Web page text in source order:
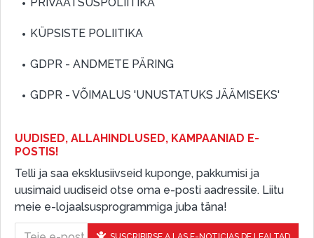
KÜPSISTE POLIITIKA
GDPR - ANDMETE PÄRING
GDPR - VÕIMALUS 'UNUSTATUKS JÄÄMISEKS'
UUDISED, ALLAHINDLUSED, KAMPAANIAD E-
POSTIS!
Telli ja saa eksklusiivseid kuponge, pakkumisi ja
uusimaid uudiseid otse oma e-posti aadressile. Liitu
meie e-lojaalsusprogrammiga juba täna!